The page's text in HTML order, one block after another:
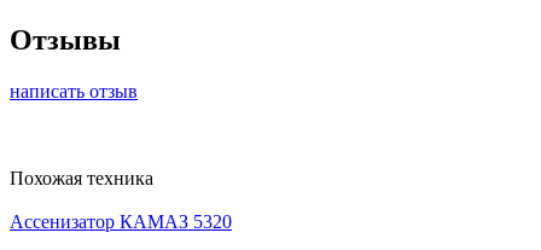
Отзывы
написать отзыв
Похожая техника
Ассенизатор КАМАЗ 5320